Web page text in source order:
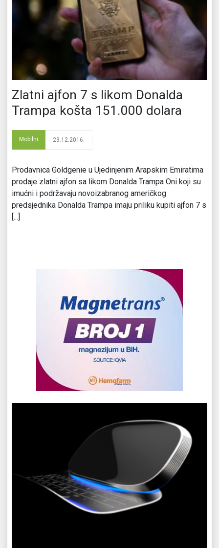
Zlatni ajfon 7 s likom Donalda
Trampa košta 151.000 dolara
Mobilni 23.12.2016.
Prodavnica Goldgenie u Ujedinjenim Arapskim Emiratima
prodaje zlatni ajfon sa likom Donalda Trampa Oni koji su
imućni i podržavaju novoizabranog američkog
predsjednika Donalda Trampa imaju priliku kupiti ajfon 7 s
[...]